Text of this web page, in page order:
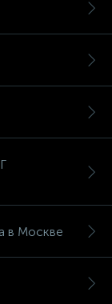
в Москве